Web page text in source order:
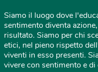
Siamo il luogo dove
sentimento diventa
risultato. Siamo per chi
etici, nel pieno rispetto
viventi in esso presenti.
vivere con sentimento e